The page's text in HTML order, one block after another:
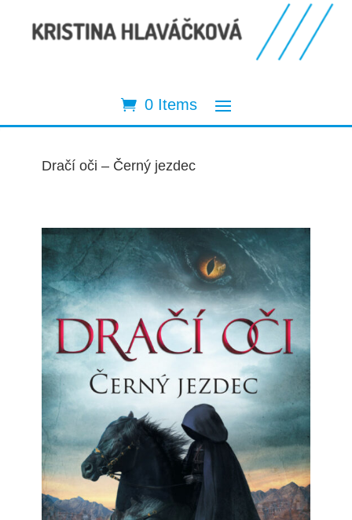
0 Items
Dračí oči – Černý jezdec